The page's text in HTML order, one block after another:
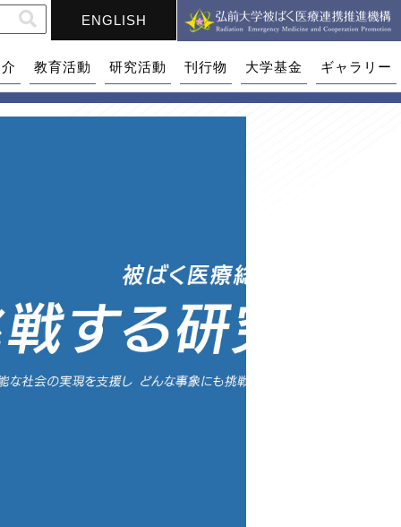
ENGLISH
教育活動 研究活動 刊行物 大学基金 ギャラリー